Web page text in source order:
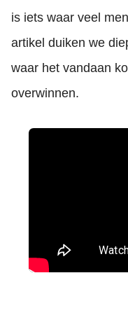
is iets waar veel
artikel duiken we
waar het vandaan
overwinnen.